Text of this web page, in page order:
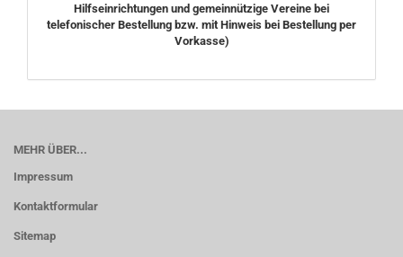
Hilfseinrichtungen und gemeinnützige Vereine bei
telefonischer Bestellung bzw. mit Hinweis bei Bestellung per
Vorkasse)
MEHR ÜBER...
Impressum
Kontaktformular
Sitemap